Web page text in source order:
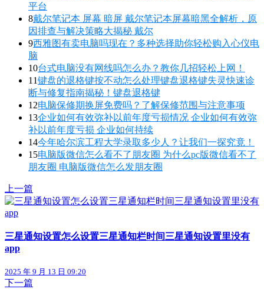
平台
8戴尔笔记本 屏幕 暗屏 戴尔笔记本屏幕暗黑全解析，原
因排查与解决策略大揭秘 戴尔
9西雅图有卖电脑吗现在？多种选择助你轻松购入心仪电
脑
10台式电脑没有网线吗怎么办？教你几招轻松上网！
11键盘的退格键按不动怎么处理键盘退格键失灵快速诊
断与修复指南揭秘！键盘退格键
12电脑保修期换屏免费吗？了解保修范围与注意事项
13企业如何有效弥补以前年度亏损情况 企业如何有效弥
补以前年度亏损 企业如何持续
14今年哈尔滨工程大学录取多少人？让我们一探究竟！
15电脑版微信怎么看不了朋友圈 为什么pc版微信看不了
朋友圈 电脑版微信怎么发朋友圈
上一篇
三星通知设置怎么设置三星通知栏时间三星通知设置里没有
app
2025 年 9 月 13 日 09:20
下一篇